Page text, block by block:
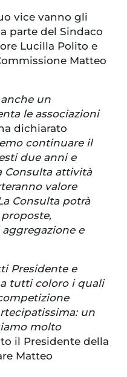
vice vanno gli
parte del Sindaco
Lucilla Polito e
Matteo
un
le associazioni
dichiarato
continuare il
due anni e
Consulta attività
valore
Consulta potrà
e
Presidente e
a tutti coloro i quali
un
molto
il Presidente della
Matteo